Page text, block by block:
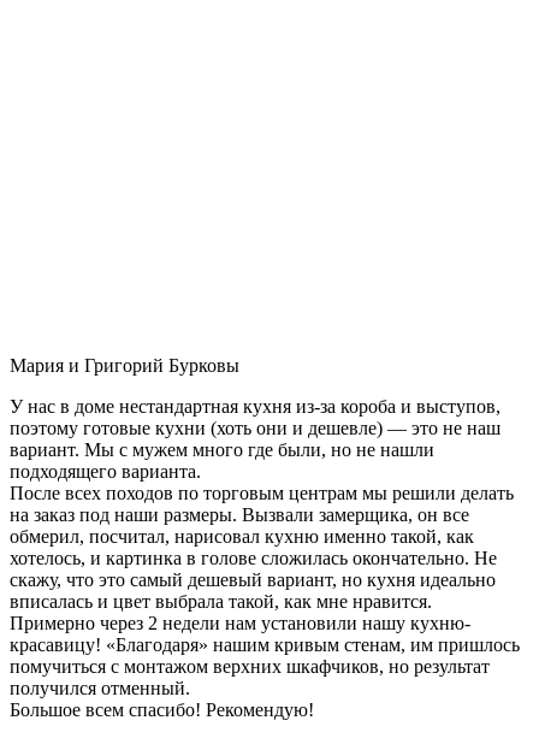
Мария и Григорий Бурковы
У нас в доме нестандартная кухня из-за короба и выступов,
поэтому готовые кухни (хоть они и дешевле) — это не наш
вариант. Мы с мужем много где были, но не нашли
подходящего варианта.
После всех походов по торговым центрам мы решили делать
на заказ под наши размеры. Вызвали замерщика, он все
обмерил, посчитал, нарисовал кухню именно такой, как
хотелось, и картинка в голове сложилась окончательно. Не
скажу, что это самый дешевый вариант, но кухня идеально
вписалась и цвет выбрала такой, как мне нравится.
Примерно через 2 недели нам установили нашу кухню-
красавицу! «Благодаря» нашим кривым стенам, им пришлось
помучиться с монтажом верхних шкафчиков, но результат
получился отменный.
Большое всем спасибо! Рекомендую!